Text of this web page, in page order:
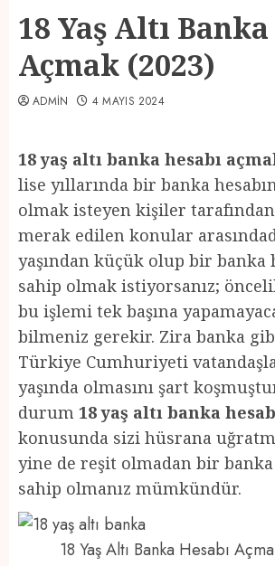
18 Yaş Altı Banka
Açmak (2023)
ADMIN 4 MAYIS 2024
18 yaş altı banka hesabı
lise yıllarında bir banka
olmak isteyen kişiler
merak edilen konular
yaşından küçük olup bir banka
sahip olmak istiyorsanız;
bu işlemi tek başına
bilmeniz gerekir. Zira banka
Türkiye Cumhuriyeti
yaşında olmasını şart
durum 18 yaş altı banka
konusunda sizi hüsrana
yine de reşit olmadan bir banka
sahip olmanız mümkündür.
18 Yaş Altı Banka Hesabı